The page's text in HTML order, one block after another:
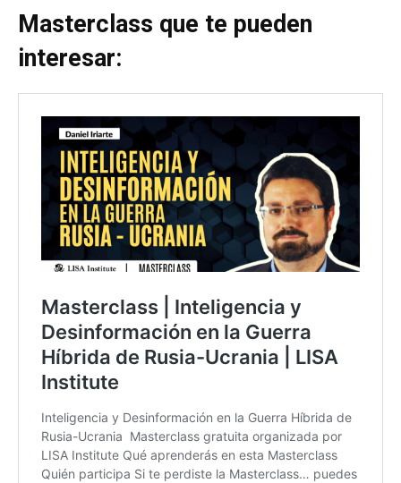
Masterclass que te pueden
interesar: